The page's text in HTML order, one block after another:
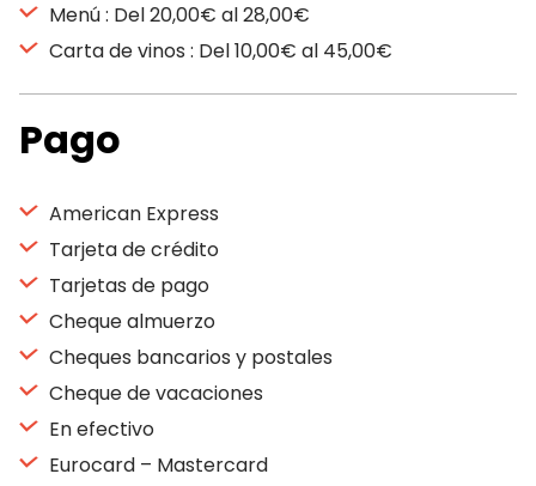
Menú : Del 20,00€ al 28,00€
Carta de vinos : Del 10,00€ al 45,00€
Pago
American Express
Tarjeta de crédito
Tarjetas de pago
Cheque almuerzo
Cheques bancarios y postales
Cheque de vacaciones
En efectivo
Eurocard – Mastercard